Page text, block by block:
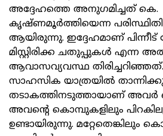
അദ്ദേഹത്തെ അനുഗമിച്ചത് കെ.
കൃഷ്ണമൂർത്തിയെന്ന
ആയിരുന്നു. ഇദ്ദേഹമാണ്
മിസ്റ്റിരിക്ക ചതുപ്പുകള്‍ എന്ന
ആവാസവ്യവസ്ഥ
സാഹസിക യാത്രയിൽ
തടാകത്തിനടുത്തായാണ് അവർ
അവന്‍റെ കൊമ്പുകളിലും
ഉണ്ടായിരുന്നു. മറ്റേതെങ്കിലും